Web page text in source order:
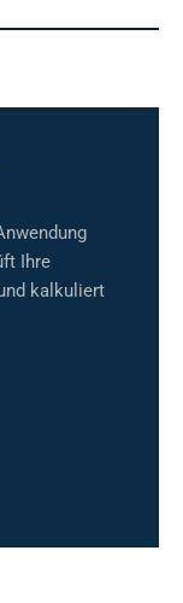
Ihre
kalkuliert